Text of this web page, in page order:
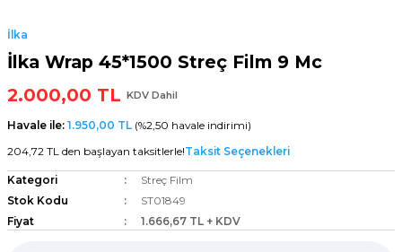
İlka
İlka Wrap 45*1500 Streç Film 9 Mc
2.000,00 TL KDV Dahil
Havale ile: 1.950,00 TL (%2,50 havale indirimi)
204,72 TL den başlayan taksitlerle!Taksit Seçenekleri
Kategori
Streç Film
Stok Kodu
ST01849
Fiyat
1.666,67 TL + KDV